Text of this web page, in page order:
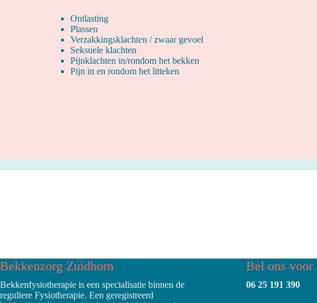
Ontlasting
Plassen
Verzakkingsklachten / zwaar gevoel
Seksuele klachten
Pijnklachten in/rondom het bekken
Pijn in en rondom het litteken
Bekkenzorg Zuidhorn
Bekkenfysiotherapie is een specialisatie binnen de
reguliere Fysiotherapie. Een geregistreerd
Bel ons voor
06 25 191 390